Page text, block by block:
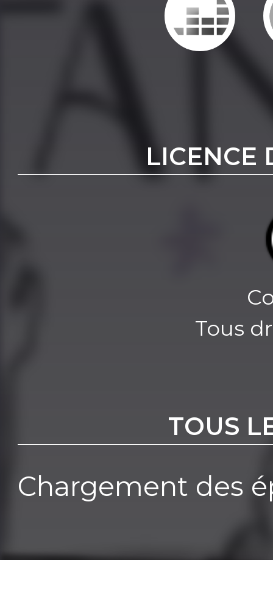
LICENCE
Tous
TOUS
Chargement des